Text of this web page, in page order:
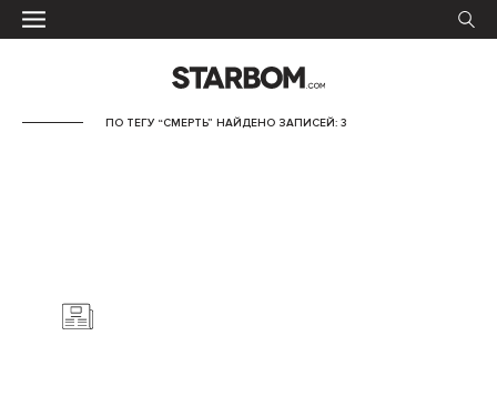
ПО ТЕГУ “СМЕРТЬ” НАЙДЕНО ЗАПИСЕЙ: 3